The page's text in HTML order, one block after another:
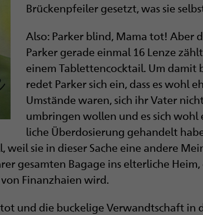
Brückenpfeiler gesetzt, was sie
Also: Parker blind, Mama tot! Aber
Parker gerade einmal 16 Lenze
einem ­Tablettencocktail. Um damit
redet Parker sich ein, dass es wohl
Umstände waren, sich ihr Vater
umbringen wollen und es sich
liche Überdosierung gehandelt
weil sie in dieser Sache eine andere
gesamten Bagage ins elterliche
Finanzhaien wird.
und die buckelige Verwandtschaft in